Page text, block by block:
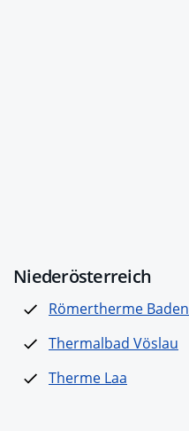
Niederösterreich
Römertherme Baden
Thermalbad Vöslau
Therme Laa